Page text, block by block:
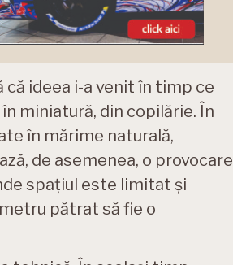
că ideea i-a venit în timp ce
miniatură, din copilărie. În
în mărime naturală,
de asemenea, o provocare
spațiul este limitat și
pătrat să fie o